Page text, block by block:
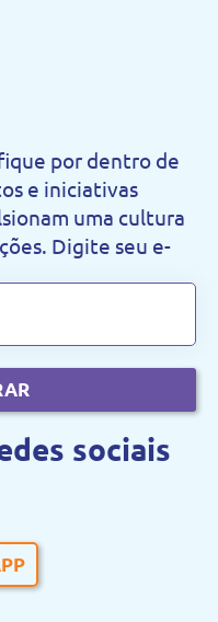
por dentro de
e iniciativas
uma cultura
Digite seu e-
sociais